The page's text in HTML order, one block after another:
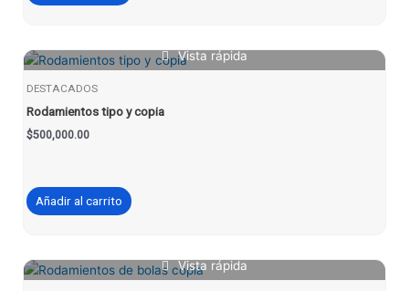
Vista rápida
DESTACADOS
Rodamientos tipo y copia
$500,000.00
Añadir al carrito
Vista rápida